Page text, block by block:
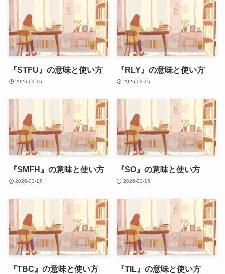
『STFU』の意味と使い方
2026-03-15
『RLY』の意味と使い方
2026-03-15
『SMFH』の意味と使い方
2026-03-15
『SO』の意味と使い方
2026-03-15
『TBC』の意味と使い方 『TIL』の意味と使い方